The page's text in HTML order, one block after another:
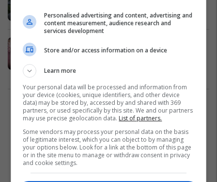
Shqipëri 28/09/2025
kapituj të negociatave për
ndodhet Kosova?
Besnike Salihu
3
Personalised advertising and content, advertising and
content measurement, audience research and
services development
Store and/or access information on a device
Learn more
Your personal data will be processed and information from
your device (cookies, unique identifiers, and other device
data) may be stored by, accessed by and shared with 369
partners, or used specifically by this site. We and our partners
may use precise geolocation data. List of partners.
Some vendors may process your personal data on the basis
of legitimate interest, which you can object to by managing
your options below. Look for a link at the bottom of this page
or in the site menu to manage or withdraw consent in privacy
and cookie settings.